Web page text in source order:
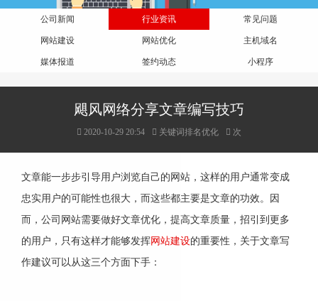
公司新闻 行业资讯 常见问题
网站建设 网站优化 主机域名
媒体报道 签约动态 小程序
飓风网络分享文章编写技巧
2020-10-29 20:54 关键词排名优化 次
文章能一步步引导用户浏览自己的网站，这样的用户通常变成
忠实用户的可能性也很大，而这些都主要是文章的功效。因
而，公司网站需要做好文章优化，提高文章质量，招引到更多
的用户，只有这样才能够发挥网站建设的重要性，关于文章写
作建议可以从这三个方面下手：